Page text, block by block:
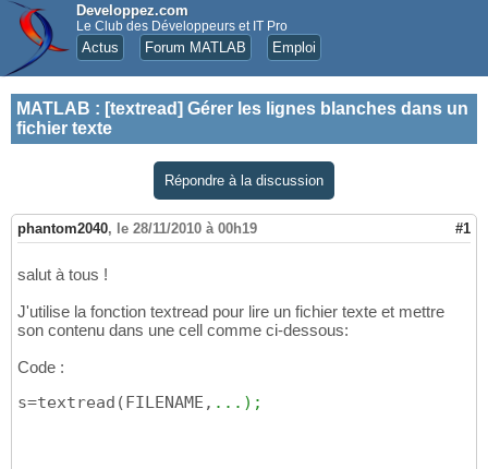
Developpez.com
Le Club des Développeurs et IT Pro
Actus Forum MATLAB Emploi
MATLAB : [textread] Gérer les lignes blanches dans un
fichier texte
Répondre à la discussion
phantom2040, le 28/11/2010 à 00h19 #1
salut à tous !
J'utilise la fonction textread pour lire un fichier texte et mettre
son contenu dans une cell comme ci-dessous:
Code :
s=textread ( FILENAME, ...);